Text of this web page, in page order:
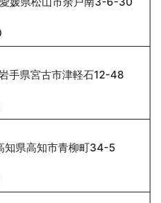
県宮古市津軽石12-48
県高知市青柳町34-5